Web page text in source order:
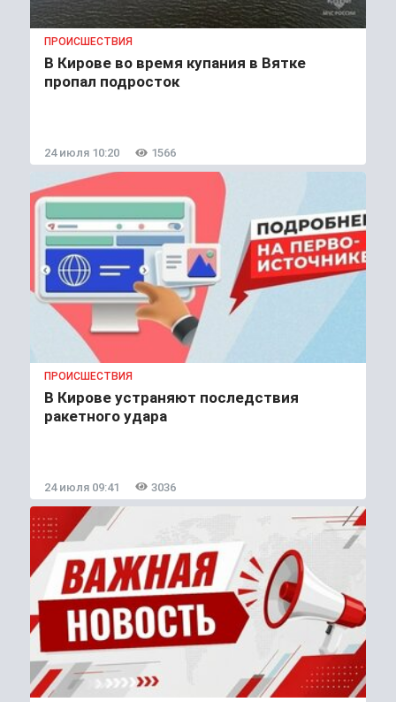
ПРОИСШЕСТВИЯ
В Кирове во время купания в Вятке
пропал подросток
24 июля 10:20 1566
ПРОИСШЕСТВИЯ
В Кирове устраняют последствия
ракетного удара
24 июля 09:41 3036